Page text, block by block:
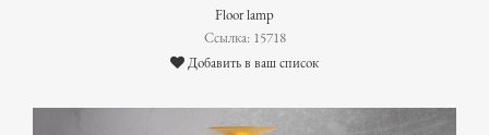
Floor lamp
Ссылка: 15718
Добавить в ваш список